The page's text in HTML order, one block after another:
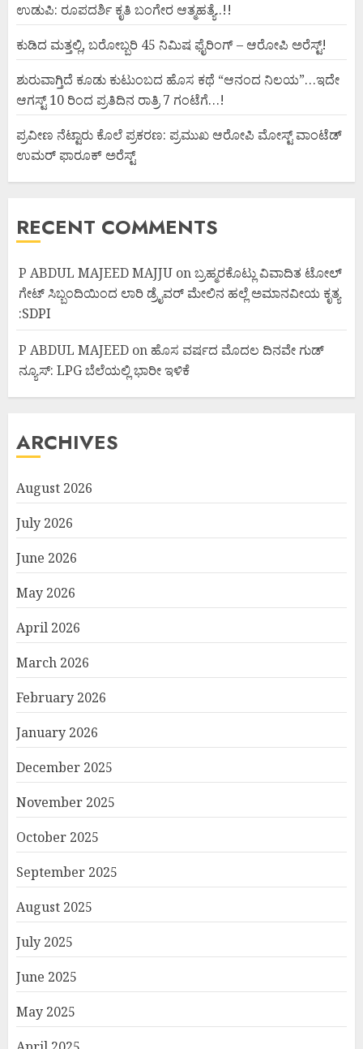
ಉಡುಪಿ: ರೂಪದರ್ಶಿ ಕೃತಿ ಬಂಗೇರ ಆತ್ಮಹತ್ಯೆ..!!
ಕುಡಿದ ಮತ್ತಲ್ಲಿ, ಬರೋಬ್ಬರಿ 45 ನಿಮಿಷ ಫೈರಿಂಗ್ – ಆರೋಪಿ ಅರೆಸ್ಟ್!
ಶುರುವಾಗ್ತಿದೆ ಕೂಡು ಕುಟುಂಬದ ಹೊಸ ಕಥೆ “ಆನಂದ ನಿಲಯ”…ಇದೇ
ಆಗಸ್ಟ್ 10 ರಿಂದ ಪ್ರತಿದಿನ ರಾತ್ರಿ 7 ಗಂಟೆಗೆ…!
ಪ್ರವೀಣ ನೆಟ್ಟಾರು ಕೊಲೆ ಪ್ರಕರಣ: ಪ್ರಮುಖ ಆರೋಪಿ ಮೋಸ್ಟ್ ವಾಂಟೆಡ್
ಉಮರ್ ಫಾರೂಕ್ ಅರೆಸ್ಟ್
RECENT COMMENTS
P ABDUL MAJEED MAJJU onಬ್ರಹ್ಮರಕೊಟ್ಲು ವಿವಾದಿತ ಟೋಲ್
ಗೇಟ್ ಸಿಬ್ಬಂದಿಯಿಂದ ಲಾರಿ ಡ್ರೈವರ್ ಮೇಲಿನ ಹಲ್ಲೆ ಅಮಾನವೀಯ ಕೃತ್ಯ
:SDPI
P ABDUL MAJEED on ಹೊಸ ವರ್ಷದ ಮೊದಲ ದಿನವೇ ಗುಡ್
ನ್ಯೂಸ್: LPG ಬೆಲೆಯಲ್ಲಿ ಭಾರೀ ಇಳಿಕೆ
ARCHIVES
August 2026
July 2026
June 2026
May 2026
April 2026
March 2026
February 2026
January 2026
December 2025
November 2025
October 2025
September 2025
August 2025
July 2025
June 2025
May 2025